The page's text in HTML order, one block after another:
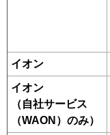
イオン
イオン
（自社サービス
（WAON）のみ）